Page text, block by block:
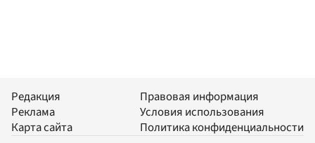
Редакция
Реклама
Карта сайта
Правовая информация
Условия использования
Политика конфиденциальности